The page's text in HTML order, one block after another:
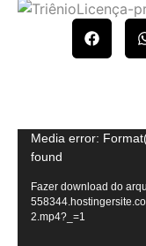
Tocador
de
vídeo
Media error:
found
Fazer download do
2.mp4?_=1